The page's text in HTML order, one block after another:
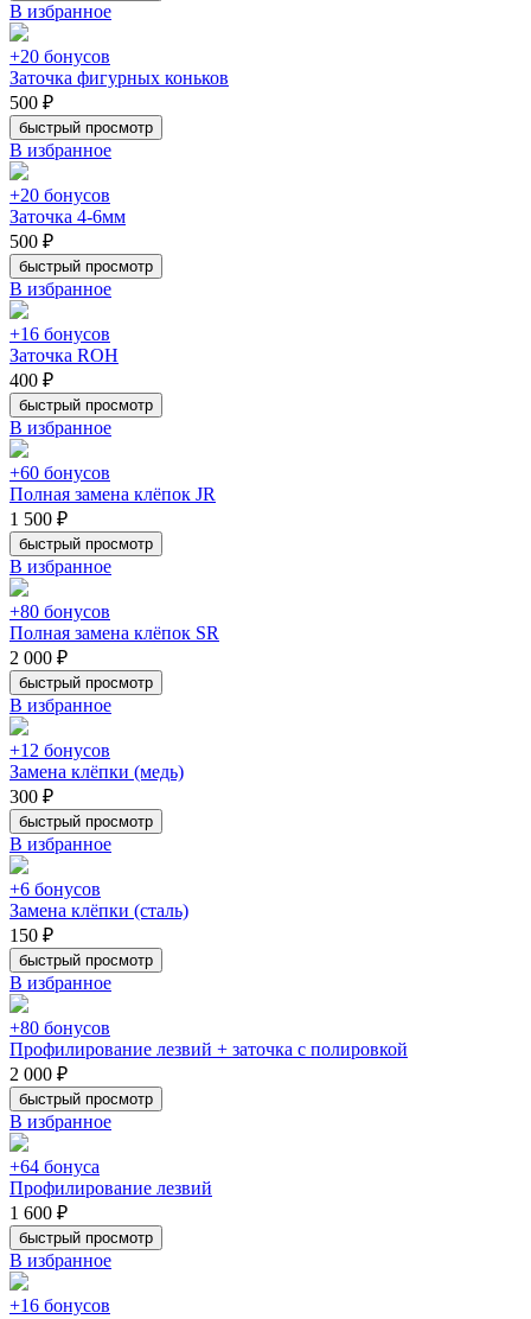
В избранное
+20 бонусов
Заточка фигурных коньков
500 ₽
быстрый просмотр
В избранное
+20 бонусов
Заточка 4-6мм
500 ₽
быстрый просмотр
В избранное
+16 бонусов
Заточка ROH
400 ₽
быстрый просмотр
В избранное
+60 бонусов
Полная замена клёпок JR
1 500 ₽
быстрый просмотр
В избранное
+80 бонусов
Полная замена клёпок SR
2 000 ₽
быстрый просмотр
В избранное
+12 бонусов
Замена клёпки (медь)
300 ₽
быстрый просмотр
В избранное
+6 бонусов
Замена клёпки (сталь)
150 ₽
быстрый просмотр
В избранное
+80 бонусов
Профилирование лезвий + заточка с полировкой
2 000 ₽
быстрый просмотр
В избранное
+64 бонуса
Профилирование лезвий
1 600 ₽
быстрый просмотр
В избранное
+16 бонусов